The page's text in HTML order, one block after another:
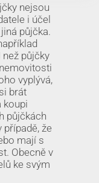
nejsou
i účel
půjčka.
půjčky
vyplývá,
brát
koupi
půjčkách
že
mají s
Obecně v
ke svým